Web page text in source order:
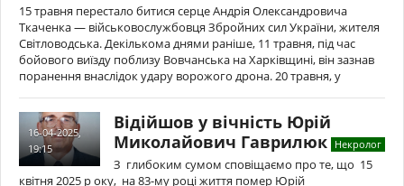
15 травня перестало битися серце Андрія Олександровича
Ткаченка — військовослужбовця Збройних сил України, жителя
Світловодська. Декількома днями раніше, 11 травня, під час
бойового виїзду поблизу Вовчанська на Харківщині, він зазнав
поранення внаслідок удару ворожого дрона. 20 травня, у
16-04-2025,
19:15
Відійшов у вічність Юрій
Миколайович Гаврилюк Некролог
З глибоким сумом сповіщаємо про те, що 15
квітня 2025 р оку, на 83-му році життя помер Юрій